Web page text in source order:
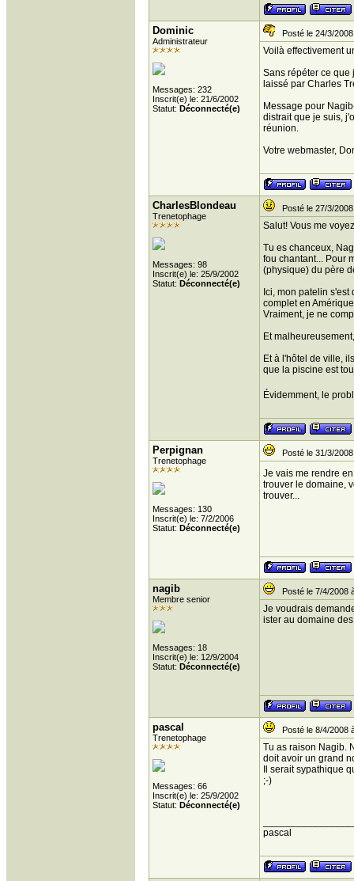
Dominic
Administrateur
Messages: 232
Inscrit(e) le: 21/6/2002
Statut: Déconnecté(e)
Posté le 24/3/
Voilà effectivement
Sans répéter ce que
laissé par Charles
Message pour
distrait que je suis,
réunion.
Votre webmaster,
CharlesBlondeau
Trenetophage
Messages: 98
Inscrit(e) le: 25/9/2002
Statut: Déconnecté(e)
Posté le 27/3/
Salut! Vous me
Tu es chanceux,
fou chantant... Pour
(physique) du père
Ici, mon patelin
complet en
Vraiment, je ne
Et
Et à l'hôtel de ville,
que la piscine est
Évidemment, le
Perpignan
Trenetophage
Messages: 130
Inscrit(e) le: 7/2/2006
Statut: Déconnecté(e)
Posté le 31/3/
Je vais me rendre
trouver le domaine,
trouver...
nagib
Membre senior
Messages: 18
Inscrit(e) le: 12/9/2004
Statut: Déconnecté(e)
Posté le 7/4/2008
Je voudrais
ister au domaine
pascal
Trenetophage
Messages: 66
Inscrit(e) le: 25/9/2002
Statut: Déconnecté(e)
Posté le 8/4/2008
Tu as raison Nagib.
doit avoir un grand
Il serait sypathique
;-)
pascal